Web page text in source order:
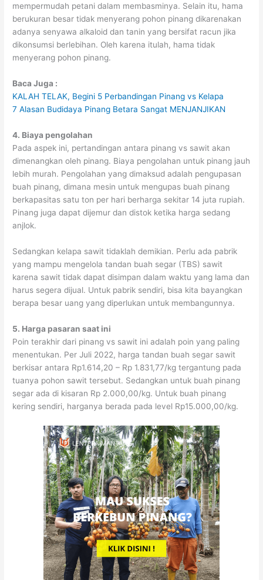
mempermudah petani dalam membasminya. Selain itu, hama
berukuran besar tidak menyerang pohon pinang dikarenakan
adanya senyawa alkaloid dan tanin yang bersifat racun jika
dikonsumsi berlebihan. Oleh karena itulah, hama tidak
menyerang pohon pinang.
Baca Juga :
KALAH TELAK, Begini 5 Perbandingan Pinang vs Kelapa
7 Alasan Budidaya Pinang Betara Sangat MENJANJIKAN
4. Biaya pengolahan
Pada aspek ini, pertandingan antara pinang vs sawit akan
dimenangkan oleh pinang. Biaya pengolahan untuk pinang jauh
lebih murah. Pengolahan yang dimaksud adalah pengupasan
buah pinang, dimana mesin untuk mengupas buah pinang
berkapasitas satu ton per hari berharga sekitar 14 juta rupiah.
Pinang juga dapat dijemur dan distok ketika harga sedang
anjlok.
Sedangkan kelapa sawit tidaklah demikian. Perlu ada pabrik
yang mampu mengelola tandan buah segar (TBS) sawit
karena sawit tidak dapat disimpan dalam waktu yang lama dan
harus segera dijual. Untuk pabrik sendiri, bisa kita bayangkan
berapa besar uang yang diperlukan untuk membangunnya.
5. Harga pasaran saat ini
Poin terakhir dari pinang vs sawit ini adalah poin yang paling
menentukan. Per Juli 2022, harga tandan buah segar sawit
berkisar antara Rp1.614,20 – Rp 1.831,77/kg tergantung pada
tuanya pohon sawit tersebut. Sedangkan untuk buah pinang
segar ada di kisaran Rp 2.000,00/kg. Untuk buah pinang
kering sendiri, harganya berada pada level Rp15.000,00/kg.